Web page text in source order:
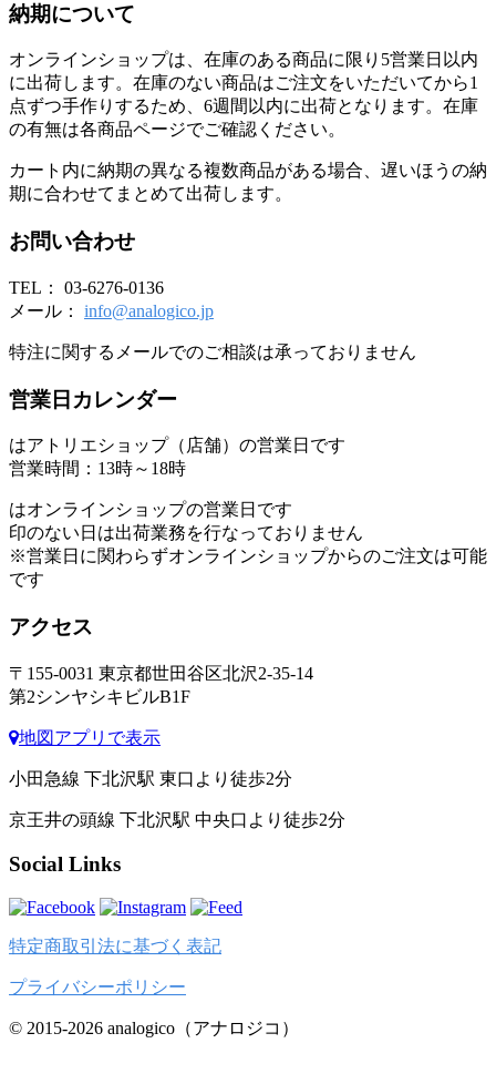
納期について
オンラインショップは、在庫のある商品に限り5営業日以内
に出荷します。在庫のない商品はご注文をいただいてから1
点ずつ手作りするため、6週間以内に出荷となります。在庫
の有無は各商品ページでご確認ください。
カート内に納期の異なる複数商品がある場合、遅いほうの納
期に合わせてまとめて出荷します。
お問い合わせ
TEL： 03-6276-0136
メール： info@analogico.jp
特注に関するメールでのご相談は承っておりません
営業日カレンダー
はアトリエショップ（店舗）の営業日です
営業時間：13時～18時
はオンラインショップの営業日です
印のない日は出荷業務を行なっておりません
※営業日に関わらずオンラインショップからのご注文は可能
です
アクセス
〒155-0031 東京都世田谷区北沢2-35-14
第2シンヤシキビルB1F
地図アプリで表示
小田急線 下北沢駅 東口より徒歩2分
京王井の頭線 下北沢駅 中央口より徒歩2分
Social Links
特定商取引法に基づく表記
プライバシーポリシー
© 2015-2026 analogico（アナロジコ）